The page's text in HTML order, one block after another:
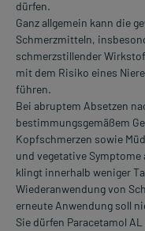
dürfen.
Ganz allgemein kann die
Schmerzmitteln,
schmerzstillender
mit dem Risiko eines
führen.
Bei abruptem Absetzen
bestimmungsgemäßem
Kopfschmerzen sowie
und vegetative
klingt innerhalb weniger
Wiederanwendung von
erneute Anwendung soll
Sie dürfen Paracetamol